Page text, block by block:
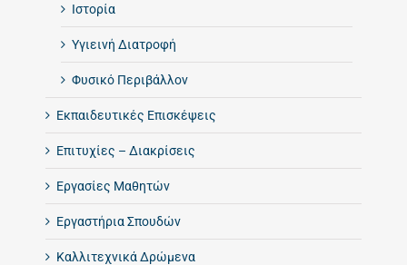
Ιστορία
Υγιεινή Διατροφή
Φυσικό Περιβάλλον
Εκπαιδευτικές Επισκέψεις
Επιτυχίες – Διακρίσεις
Εργασίες Μαθητών
Εργαστήρια Σπουδών
Καλλιτεχνικά Δρώμενα